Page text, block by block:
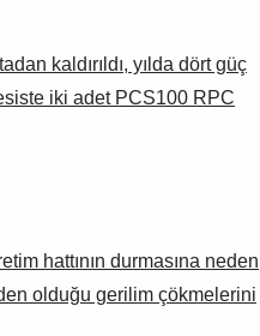
kaldırıldı, yılda dört güç
iki adet PCS100 RPC
hattının durmasına neden
olduğu gerilim çökmelerini